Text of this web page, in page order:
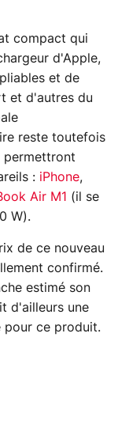
compact qui
d'Apple,
et de
et d'autres du
reste toutefois
permettront
: iPhone,
Air M1 (il se
W).
de ce nouveau
confirmé.
estimé son
d'ailleurs une
pour ce produit.